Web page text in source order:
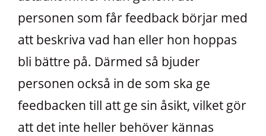
personen som får feedback börjar med
att beskriva vad han eller hon hoppas
bli bättre på. Därmed så bjuder
personen också in de som ska ge
feedbacken till att ge sin åsikt, vilket gör
att det inte heller behöver kännas